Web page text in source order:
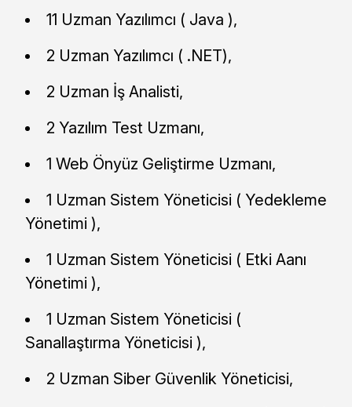
11 Uzman Yazılımcı ( Java ),
2 Uzman Yazılımcı ( .NET),
2 Uzman İş Analisti,
2 Yazılım Test Uzmanı,
1 Web Önyüz Geliştirme Uzmanı,
1 Uzman Sistem Yöneticisi ( Yedekleme
Yönetimi ),
1 Uzman Sistem Yöneticisi ( Etki Aanı
Yönetimi ),
1 Uzman Sistem Yöneticisi (
Sanallaştırma Yöneticisi ),
2 Uzman Siber Güvenlik Yöneticisi,